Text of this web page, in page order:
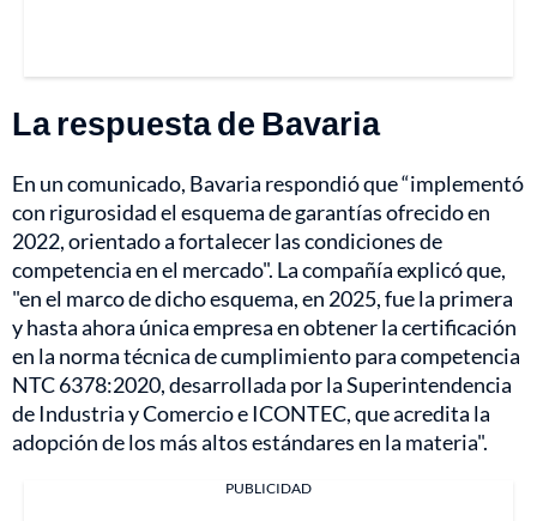
La respuesta de Bavaria
En un comunicado, Bavaria respondió que “implementó
con rigurosidad el esquema de garantías ofrecido en
2022, orientado a fortalecer las condiciones de
competencia en el mercado". La compañía explicó que,
"en el marco de dicho esquema, en 2025, fue la primera
y hasta ahora única empresa en obtener la certificación
en la norma técnica de cumplimiento para competencia
NTC 6378:2020, desarrollada por la Superintendencia
de Industria y Comercio e ICONTEC, que acredita la
adopción de los más altos estándares en la materia".
PUBLICIDAD